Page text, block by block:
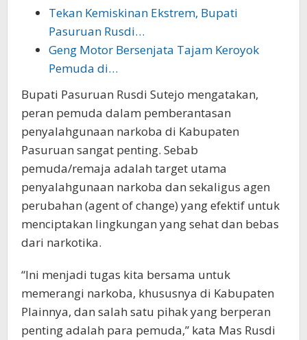
Tekan Kemiskinan Ekstrem, Bupati
Pasuruan Rusdi…
Geng Motor Bersenjata Tajam Keroyok
Pemuda di…
Bupati Pasuruan Rusdi Sutejo mengatakan,
peran pemuda dalam pemberantasan
penyalahgunaan narkoba di Kabupaten
Pasuruan sangat penting. Sebab
pemuda/remaja adalah target utama
penyalahgunaan narkoba dan sekaligus agen
perubahan (agent of change) yang efektif untuk
menciptakan lingkungan yang sehat dan bebas
dari narkotika.
“Ini menjadi tugas kita bersama untuk
memerangi narkoba, khususnya di Kabupaten
Plainnya, dan salah satu pihak yang berperan
penting adalah para pemuda,” kata Mas Rusdi